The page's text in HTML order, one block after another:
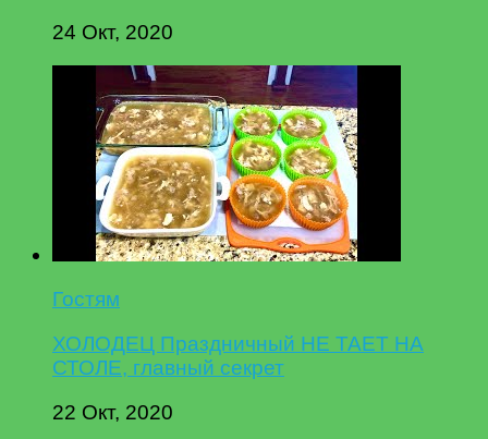
24 Окт, 2020
Гостям
ХОЛОДЕЦ Праздничный НЕ ТАЕТ НА
СТОЛЕ, главный секрет
22 Окт, 2020